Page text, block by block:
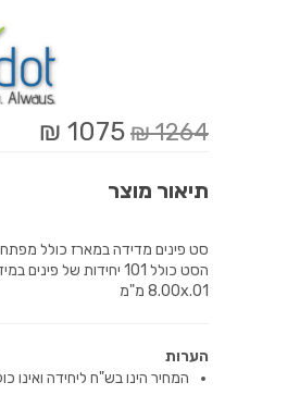
1264 ₪
1075 ₪
תיאור מוצר
סט פינים מדידה במארז כולל
8.00x.01 מ"מ
הערות
המחיר הינו בש"ח ליחידה ואינו